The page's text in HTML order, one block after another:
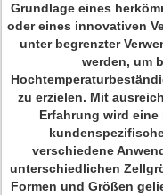
Grundlage eines
oder eines innovativen
unter begrenzter
werden, um
zu erzielen. Mit
Erfahrung wird
verschiedene
unterschiedlichen
Formen und Größen